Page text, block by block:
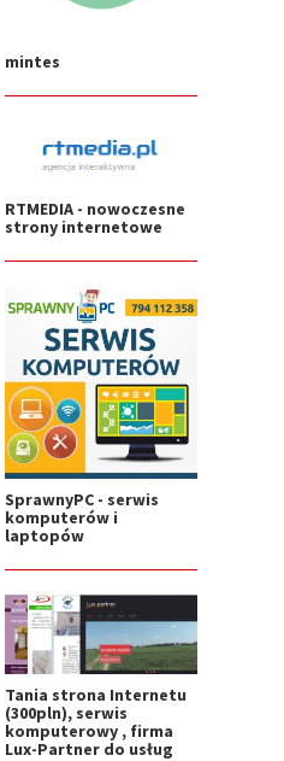
mintes
RTMEDIA - nowoczesne
strony internetowe
SprawnyPC - serwis
komputerów i
laptopów
Tania strona Internetu
(300pln), serwis
komputerowy , firma
Lux-Partner do usług